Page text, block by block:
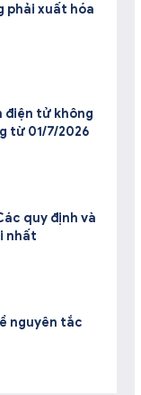
phải xuất hóa
điện tử không
từ 01/7/2026
quy định và
nhất
nguyên tắc